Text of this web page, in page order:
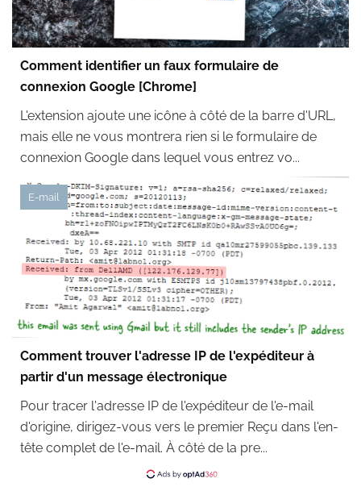
Comment identifier un faux formulaire de
connexion Google [Chrome]
L'extension ajoute une icône à côté de la barre d'URL,
mais elle ne vous montrera rien si le formulaire de
connexion Google dans lequel vous entrez vo...
E-mail
Comment trouver l'adresse IP de l'expéditeur à
partir d'un message électronique
Pour tracer l'adresse IP de l'expéditeur de l'e-mail
d'origine, dirigez-vous vers le premier Reçu dans l'en-
tête complet de l'e-mail. À côté de la pre...